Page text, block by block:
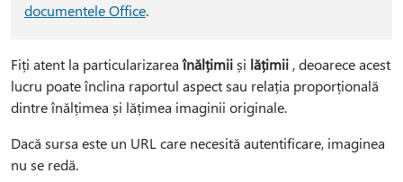
documentele Office.
Fiți atent la particularizareaînălțimiiși lățimii , deoarece acest
lucru poate înclina raportul aspect sau relația proporțională
dintre înălțimea și lățimea imaginii originale.
Dacă sursa este un URL care necesită autentificare, imaginea
nu se redă.